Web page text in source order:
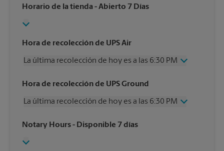
Horario de la tienda - Abierto 7 Días
Hora de recolección de UPS Air
La última recolección de hoy es a las 6:30 PM
Miércoles
6:30 PM
Viernes
6:30 PM
Domingo
Sin Recolección
Hora de recolección de UPS Ground
La última recolección de hoy es a las 6:30 PM
Miércoles
6:30 PM
Viernes
Notary Hours- Disponible 7 días